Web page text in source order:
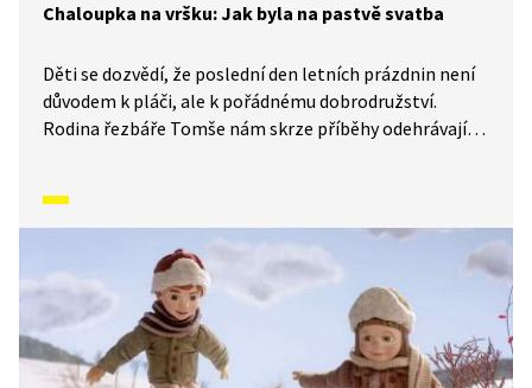
Chaloupka na vršku: Jak byla na pastvě svatba
Děti se dozvědí, že poslední den letních prázdnin není
důvodem k pláči, ale k pořádnému dobrodružství.
Rodina řezbáře Tomše nám skrze příběhy odehrávající
v souladu s přírodou. Video inspirované lidovými zvyky
a písněmi navazuje na poetiku klasických Trnkových